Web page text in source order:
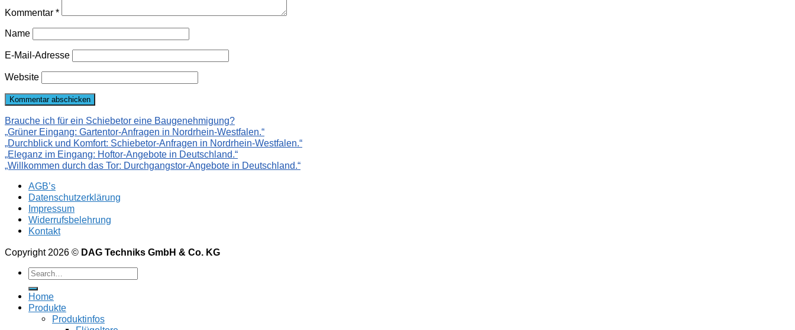
Kommentar *
Name
E-Mail-Adresse
Website
Brauche ich für ein Schiebetor eine Baugenehmigung?
„Grüner Eingang: Gartentor-Anfragen in Nordrhein-Westfalen.“
„Durchblick und Komfort: Schiebetor-Anfragen in Nordrhein-Westfalen.“
„Eleganz im Eingang: Hoftor-Angebote in Deutschland.“
„Willkommen durch das Tor: Durchgangstor-Angebote in Deutschland.“
AGB’s
Datenschutzerklärung
Impressum
Widerrufsbelehrung
Kontakt
Copyright 2026 © DAG Techniks GmbH & Co. KG
Home
Produkte
Produktinfos